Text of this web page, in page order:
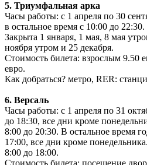
5. Триумфальная арка
Часы работы: с 1 апреля по 30
в остальное время с 10:00 до 22:30.
Закрыта 1 января, 1 мая, 8 мая
ноября утром и 25 декабря.
Стоимость билета: взрослым 9.50
евро.
Как добраться? метро, RER:
6. Версаль
Часы работы: с 1 апреля по 31
до 18:30, все дни кроме
8:00 до 20:30. В остальное время
17:00, все дни кроме
8:00 до 18:00.